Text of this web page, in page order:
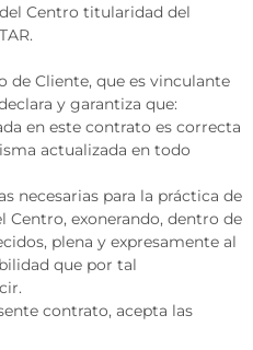
Centro titularidad del
de Cliente, que es vinculante
y garantiza que:
en este contrato es correcta
actualizada en todo
necesarias para la práctica de
Centro, exonerando, dentro de
plena y expresamente al
que por tal
contrato, acepta las